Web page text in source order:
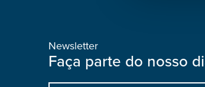
Newsletter
Faça parte do nosso